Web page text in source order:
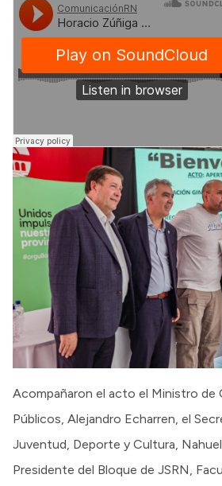
Acompañaron el acto el Ministro de
Públicos, Alejandro Echarren, el
Juventud, Deporte y Cultura,
Presidente del Bloque de JSRN,